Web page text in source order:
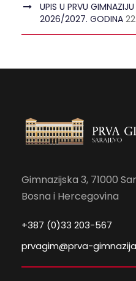
UPIS U PRVU
2026/2027. GODINA
Gimnazijska 3, 71000
Bosna i Hercegovina
+387 (0)33 203-567
prvagim@prva-